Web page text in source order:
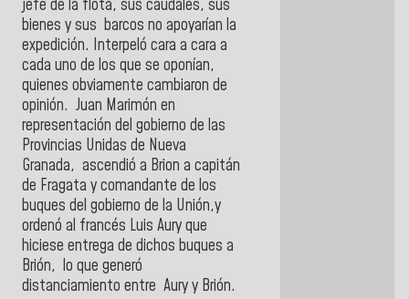
jefe de la flota, sus caudales, sus
bienes y sus barcos no apoyarían la
expedición. Interpeló cara a cara a
cada uno de los que se oponían,
quienes obviamente cambiaron de
opinión. Juan Marimón en
representación del gobierno de las
Provincias Unidas de Nueva
Granada, ascendió a Brion a capitán
de Fragata y comandante de los
buques del gobierno de la Unión,y
ordenó al francés Luis Aury que
hiciese entrega de dichos buques a
Brión, lo que generó
distanciamiento entre Aury y Brión.